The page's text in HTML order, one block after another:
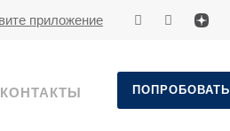
приложение
КОНТАКТЫ ПОПРОБОВАТЬ